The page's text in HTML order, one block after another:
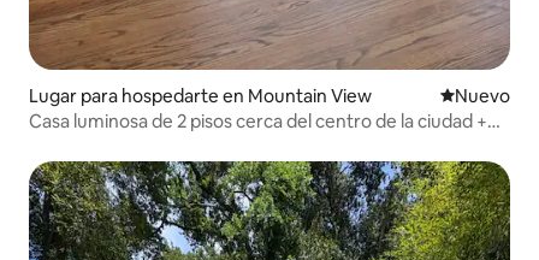
Lugar para hospedarte en Mountain View Nuevo
Nuevo
Casa luminosa de 2 pisos cerca del centro de la ciudad +